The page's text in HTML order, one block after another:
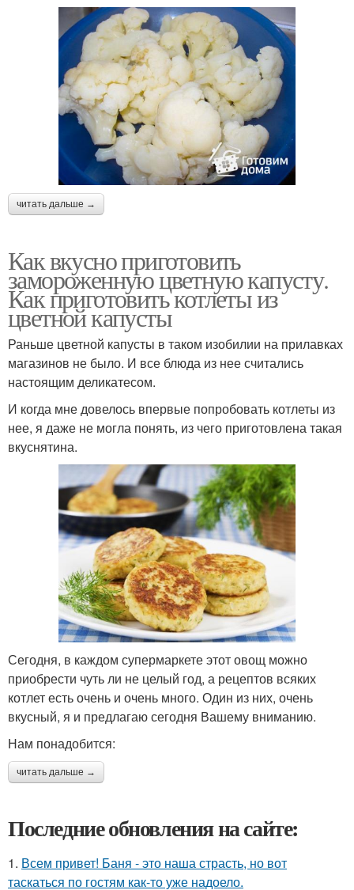
читать дальше →
Как вкусно приготовить
замороженную цветную капусту.
Как приготовить котлеты из
цветной капусты
Раньше цветной капусты в таком изобилии на прилавках
магазинов не было. И все блюда из нее считались
настоящим деликатесом.
И когда мне довелось впервые попробовать котлеты из
нее, я даже не могла понять, из чего приготовлена такая
вкуснятина.
Сегодня, в каждом супермаркете этот овощ можно
приобрести чуть ли не целый год, а рецептов всяких
котлет есть очень и очень много. Один из них, очень
вкусный, я и предлагаю сегодня Вашему вниманию.
Нам понадобится:
читать дальше →
Последние обновления на сайте:
1. Всем привет! Баня - это наша страсть, но вот
таскаться по гостям как-то уже надоело.